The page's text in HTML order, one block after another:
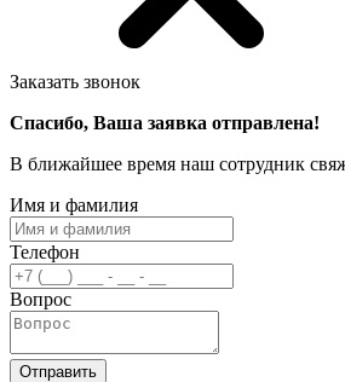
Заказать звонок
Спасибо, Ваша заявка отправлена!
В ближайшее время наш сотрудник
Имя и фамилия
Телефон
Вопрос
Отправить